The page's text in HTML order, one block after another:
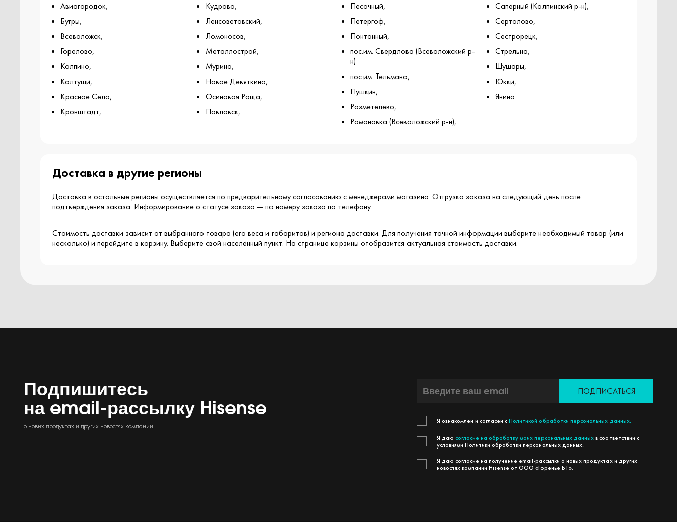
Авиагородок,
Бугры,
Всеволожск,
Горелово,
Колпино,
Колтуши,
Красное Село,
Кронштадт,
Кудрово,
Ленсоветовский,
Ломоносов,
Металлострой,
Мурино,
Новое Девяткино,
Осиновая Роща,
Павловск,
Песочный,
Петергоф,
Понтонный,
пос.им. Свердлова (Всеволожский р-
н)
пос.им. Тельмана,
Пушкин,
Разметелево,
Романовка (Всеволожский р-н),
Сапёрный (Колпинский р-н),
Сертолово,
Сестрорецк,
Стрельна,
Шушары,
Юкки,
Янино.
Доставка в другие регионы
Доставка в остальные регионы осуществляется по предварительному согласованию с менеджерами магазина: Отгрузка заказа на следующий день после
подтверждения заказа. Информирование о статусе заказа — по номеру заказа по телефону.
Стоимость доставки зависит от выбранного товара (его веса и габаритов) и региона доставки. Для получения точной информации выберите необходимый товар (или
несколько) и перейдите в корзину. Выберите свой населённый пункт. На странице корзины отобразится актуальная стоимость доставки.
Подпишитесь
на email-рассылку Hisense
о новых продуктах и других новостях компании
ПОДПИСАТЬСЯ
Я ознакомлен и согласен сПолитикой обработки персональных данных.
Я даю согласие на обработку моих персональных данныхв соответствии с
условиями Политики обработки персональных данных.
Я даю согласие на получение email-рассылки о новых продуктах и других
новостях компании Hisense от ООО «Горенье БТ».